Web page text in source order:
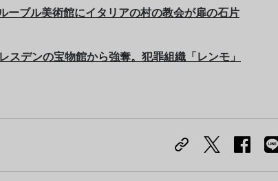
ーブル美術館にイタリアの村の教会が扉の石片
スデンの宝物館から強奪。犯罪組織「レンモ」